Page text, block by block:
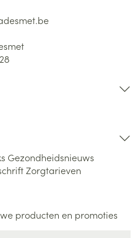
Gezondheidsnieuws
Zorgtarieven
producten en promoties